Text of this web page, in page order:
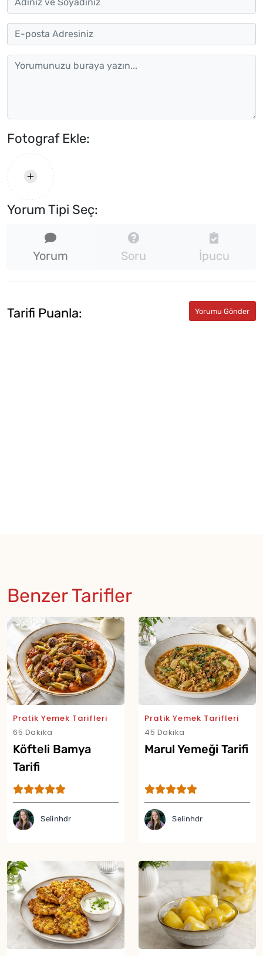
Fotograf Ekle:
Yorum Tipi Seç:
Yorum Soru İpucu
Tarifi Puanla:
Benzer Tarifler
Pratik Yemek Tarifleri
65 Dakika
Köfteli Bamya
Tarifi
Selinhdr
Pratik Yemek Tarifleri
45 Dakika
Marul Yemeği Tarifi
Selinhdr